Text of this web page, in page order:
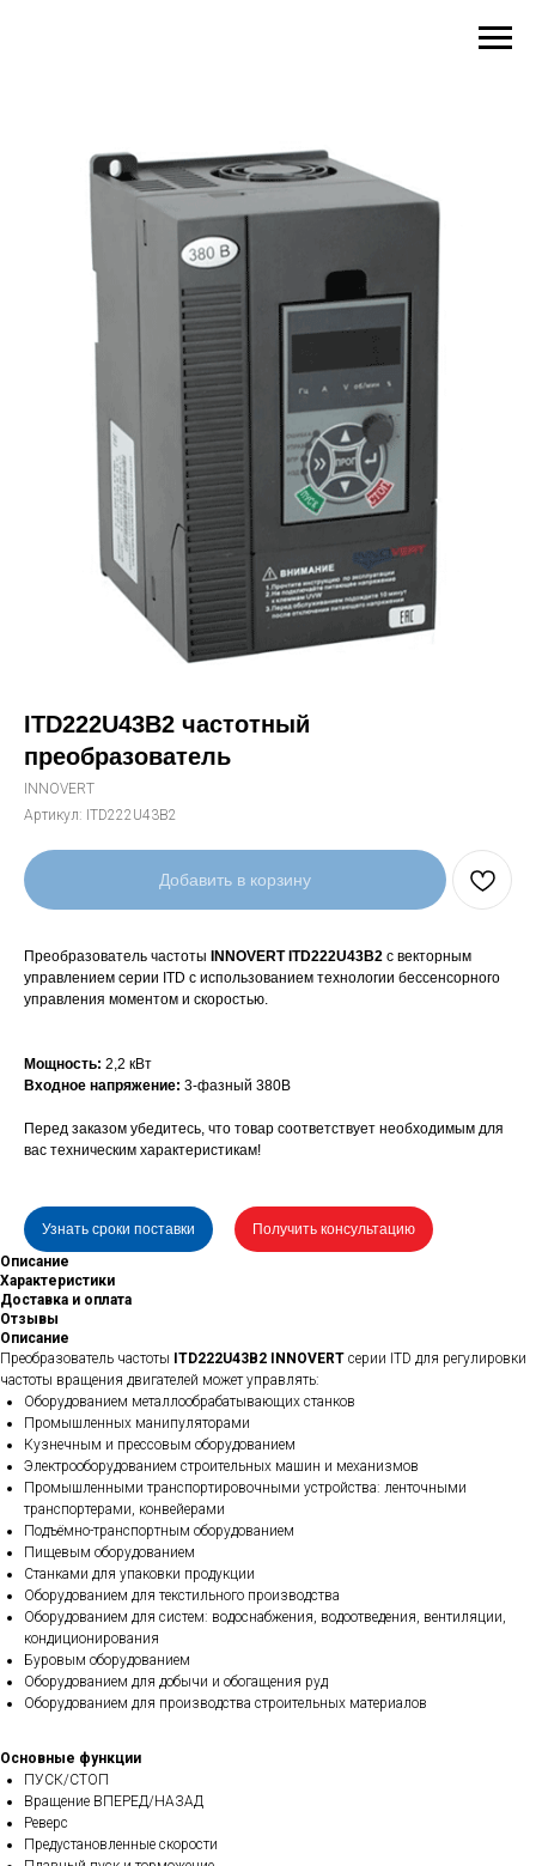
ITD222U43B2 частотный
преобразователь
INNOVERT
Артикул: ITD222U43B2
Добавить в корзину
Преобразователь частоты INNOVERT ITD222U43B2 с векторным
управлением серии ITD с использованием технологии бессенсорного
управления моментом и скоростью.
Мощность: 2,2 кВт
Входное напряжение: 3-фазный 380В
Перед заказом убедитесь, что товар соответствует необходимым для
вас техническим характеристикам!
Узнать сроки поставки
Получить консультацию
Описание
Характеристики
Доставка и оплата
Отзывы
Описание
Преобразователь частоты ITD222U43B2 INNOVERT серии ITD для регулировки
частоты вращения двигателей может управлять:
Оборудованием металлообрабатывающих станков
Промышленных манипуляторами
Кузнечным и прессовым оборудованием
Электрооборудованием строительных машин и механизмов
Промышленными транспортировочными устройства: ленточными
транспортерами, конвейерами
Подъёмно-транспортным оборудованием
Пищевым оборудованием
Станками для упаковки продукции
Оборудованием для текстильного производства
Оборудованием для систем: водоснабжения, водоотведения, вентиляции,
кондиционирования
Буровым оборудованием
Оборудованием для добычи и обогащения руд
Оборудованием для производства строительных материалов
Основные функции
ПУСК/СТОП
Вращение ВПЕРЕД/НАЗАД
Реверс
Предустановленные скорости